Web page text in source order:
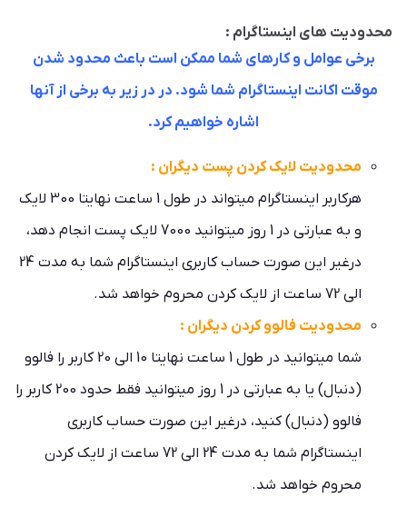
محدودیت های اینستاگرام :
برخی عوامل و کارهای شما ممکن است باعث محدود شدن
موقت اکانت اینستاگرام شما شود. در در زیر به برخی از آنها
اشاره خواهیم کرد.
محدودیت لایک کردن پست دیگران :
هرکاربر اینستاگرام میتواند در طول 1 ساعت نهایتا 300 لایک
و به عبارتی در 1 روز میتوانید 7000 لایک پست انجام دهد،
درغیر این صورت حساب کاربری اینستاگرام شما به مدت 24
الی 72 ساعت از لایک کردن محروم خواهد شد.
محدودیت فالوو کردن دیگران :
شما میتوانید در طول 1 ساعت نهایتا 10 الی 20 کاربر را فالوو
(دنبال) یا به عبارتی در 1 روز میتوانید فقط حدود 200 کاربر را
فالوو (دنبال) کنید، درغیر این صورت حساب کاربری
اینستاگرام شما به مدت 24 الی 72 ساعت از لایک کردن
محروم خواهد شد.